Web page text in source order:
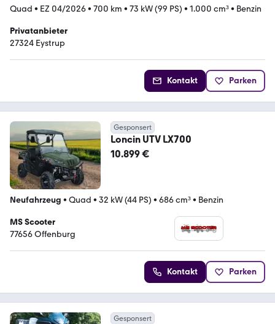
Quad • EZ 04/2026• 700 km • 73 kW (99 PS) • 1.000 cm³• Benzin
Privatanbieter
27324 Eystrup
Kontakt Parken
Gesponsert
Loncin UTV LX700
10.899 €
Neufahrzeug • Quad • 32 kW (44 PS) • 686 cm³• Benzin
MS Scooter
77656 Offenburg
Kontakt Parken
Gesponsert